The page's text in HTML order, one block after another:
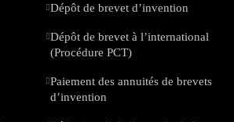
Dépôt de brevet d’invention
Dépôt de brevet à l’international
(Procédure PCT)
Paiement des annuités de brevets
d’invention